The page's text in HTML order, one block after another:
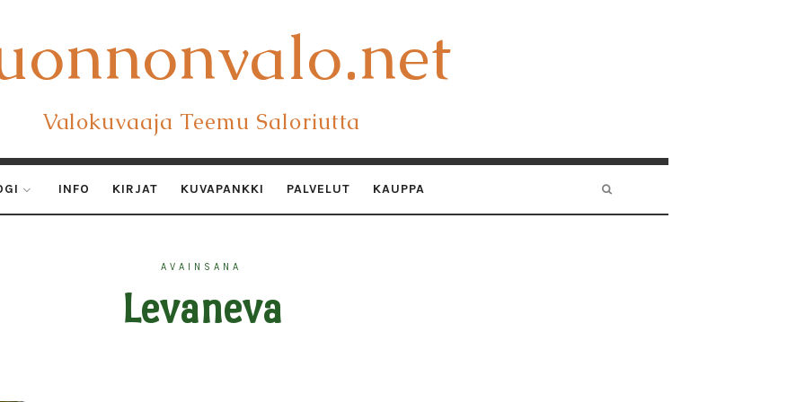
Valokuvaaja Teemu Saloriutta
INFO KIRJAT KUVAPANKKI PALVELUT KAUPPA
AVAINSANA
Levaneva